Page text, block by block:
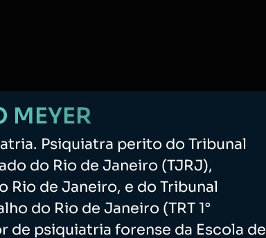
MEYER
Psiquiatra perito do Tribunal
do Rio de Janeiro (TJRJ),
Rio de Janeiro, e do Tribunal
do Rio de Janeiro (TRT 1°
de psiquiatria forense da Escola de